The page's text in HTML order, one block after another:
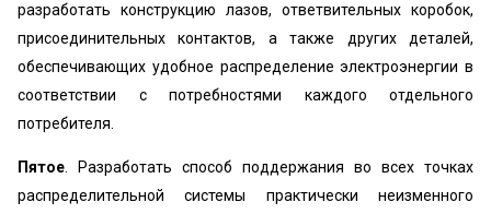
разработать конструкцию лазов, ответвительных коробок,
присоединительных контактов, а также других деталей,
обеспечивающих удобное распределение электроэнергии в
соответствии с потребностями каждого отдельного
потребителя.
Пятое . Разработать способ поддержания во всех точках
распределительной системы практически неизменного